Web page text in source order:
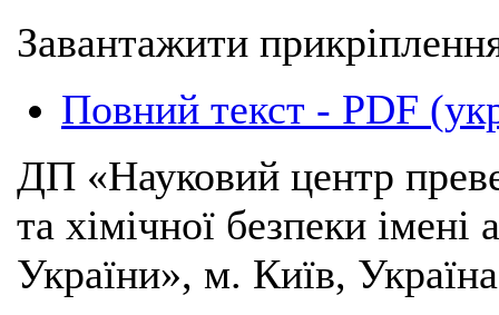
Завантажити
Повний текст - PDF
ДП «Науковий центр
та хімічної безпеки
України», м. Київ, Україна